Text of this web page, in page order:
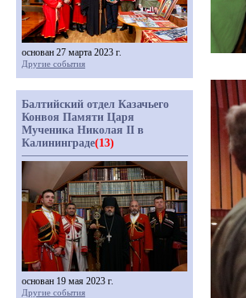
основан 27 марта 2023 г.
Другие события
Балтийский отдел Казачьего
Конвоя Памяти Царя
Мученика Николая II в
Калининграде(13)
основан 19 мая 2023 г.
Другие события